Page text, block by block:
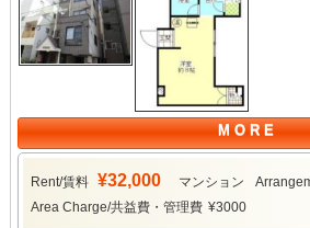
M O R E
Rent/賃料 ¥32,000 マンション
Area Charge/共益費・管理費 ¥3000